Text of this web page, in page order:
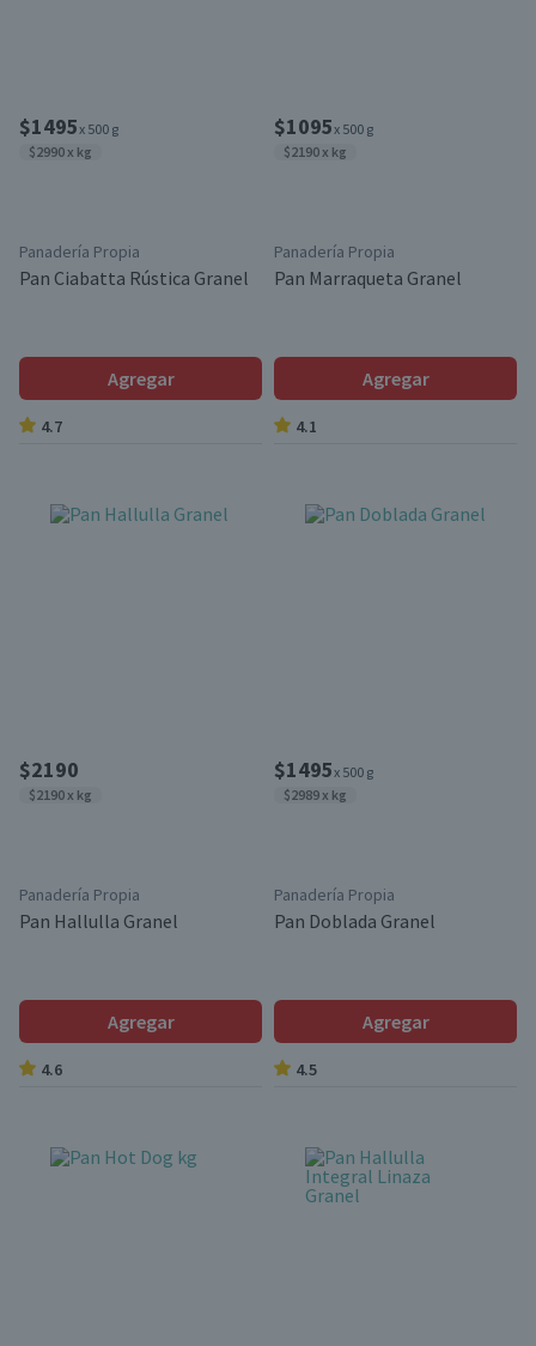
$1495x 500 g
$2990 x kg
Panadería Propia
Pan Ciabatta Rústica Granel
Agregar
4.7
$1095x 500 g
$2190 x kg
Panadería Propia
Pan Marraqueta Granel
Agregar
4.1
$2190
$2190 x kg
Panadería Propia
Pan Hallulla Granel
Agregar
4.6
$1495x 500 g
$2989 x kg
Panadería Propia
Pan Doblada Granel
Agregar
4.5